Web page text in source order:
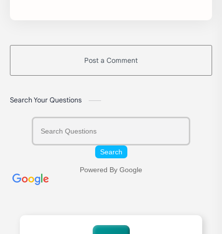
Post a Comment
Search Your Questions
Search
Powered By Google